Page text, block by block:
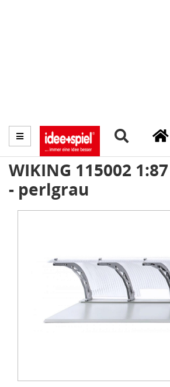
WIKING 115002
- perlgrau